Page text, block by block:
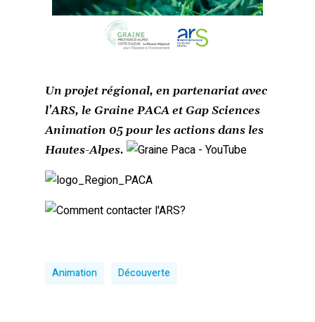
Un projet régional, en partenariat avec
l’ARS, le Graine PACA et Gap Sciences
Animation 05 pour les actions dans les
Hautes-Alpes.
Animation Découverte